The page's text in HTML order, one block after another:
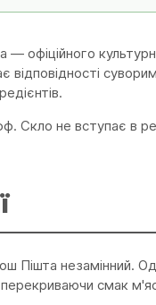
офіційного
відповідності
Скло не вступає в
Пішта незамінний.
смак